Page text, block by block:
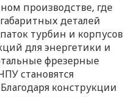
производстве, где
деталей
турбин и корпусов
для энергетики и
фрезерные
становятся
конструкции